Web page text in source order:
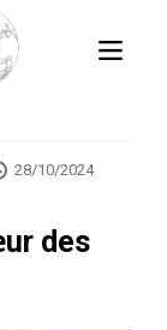
28/10/2024
des